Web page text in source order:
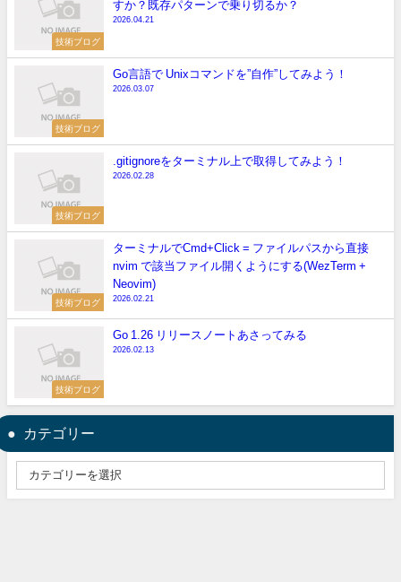
技術ブログ
すか？既存パターンで乗り切るか？
2026.04.21
技術ブログ
Go言語で Unixコマンドを”自作”してみよう！
2026.03.07
技術ブログ
.gitignoreをターミナル上で取得してみよう！
2026.02.28
技術ブログ
ターミナルでCmd+Click = ファイルパスから直接
nvim で該当ファイル開くようにする(WezTerm +
Neovim)
2026.02.21
技術ブログ
Go 1.26 リリースノートあさってみる
2026.02.13
カテゴリー